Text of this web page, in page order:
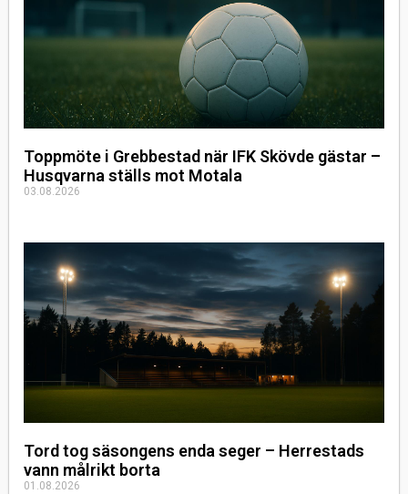
Toppmöte i Grebbestad när IFK Skövde gästar –
Husqvarna ställs mot Motala
03.08.2026
Tord tog säsongens enda seger – Herrestads
vann målrikt borta
01.08.2026